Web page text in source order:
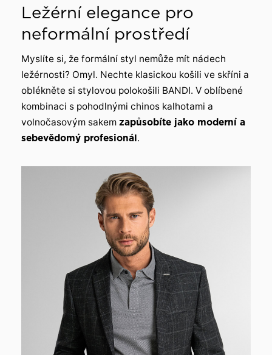
Ležérní elegance pro
neformální prostředí
Myslíte si, že formální styl nemůže mít nádech
ležérnosti? Omyl. Nechte klasickou košili ve skříni a
oblékněte si stylovou polokošili BANDI. V oblíbené
kombinaci s pohodlnými chinos kalhotami a
volnočasovým sakem zapůsobíte jako moderní a
sebevědomý profesionál.